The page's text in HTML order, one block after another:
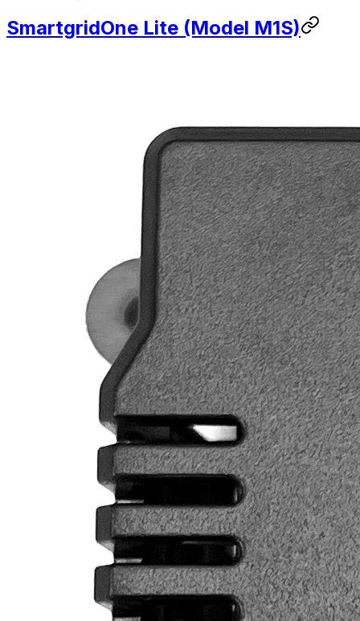
SmartgridOne Lite (Model M1S)